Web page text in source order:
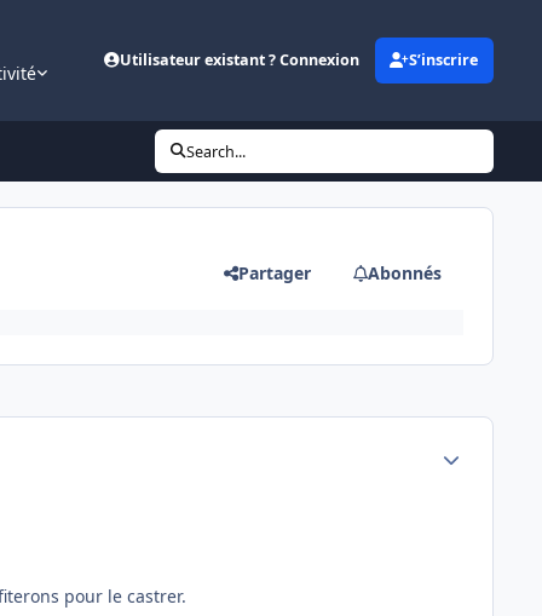
Utilisateur existant ? Connexion S’inscrire
Search...
Partager Abonnés
pour le castrer.